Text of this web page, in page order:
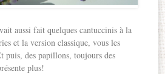
aussi fait quelques cantuccinis à la
et la version classique, vous les
puis, des papillons, toujours des
plus!